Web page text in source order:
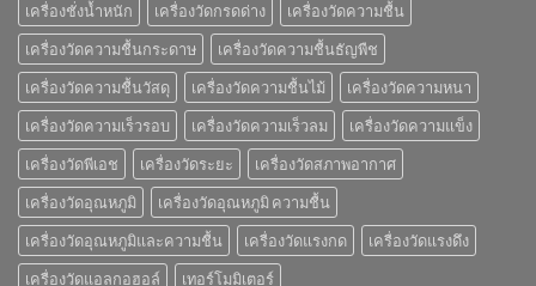
เครื่องชั่งน้ำหนัก
เครื่องวัดกรดด่าง
เครื่องวัดความชื้น
เครื่องวัดความชื้นกระดาษ
เครื่องวัดความชื้นธัญพืช
เครื่องวัดความชื้นวัสดุ
เครื่องวัดความชื้นไม้
เครื่องวัดความหนา
เครื่องวัดความเร็วรอบ
เครื่องวัดความเร็วลม
เครื่องวัดความแข็ง
เครื่องวัดพีเอช
เครื่องวัดระยะ
เครื่องวัดสภาพอากาศ
เครื่องวัดอุณหภูมิ
เครื่องวัดอุณหภูมิ ความชื้น
เครื่องวัดอุณหภูมิและความชื้น
เครื่องวัดแรงกด
เครื่องวัดแรงดึง
เครื่องวัดแอลกอฮอล์
เทอร์โมมิเตอร์